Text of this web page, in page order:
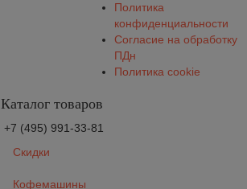
Политика
конфиденциальности
Согласие на обработку
ПДн
Политика cookie
Каталог товаров
+7 (495) 991-33-81
Скидки
Кофемашины